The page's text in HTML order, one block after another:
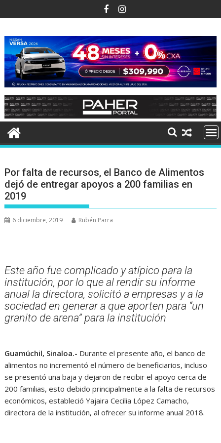
al
Por falta de recursos, el Banco de Alimentos
dejó de entregar apoyos a 200 familias en
2019
6 diciembre, 2019 Rubén Parra
Este año fue complicado y atípico para la
institución, por lo que al rendir su informe
anual la directora, solicitó a empresas y a la
sociedad en generar a que aporten para “un
granito de arena” para la institución
Guamúchil, Sinaloa.- Durante el presente año, el banco de
alimentos no incrementó el número de beneficiarios, incluso
se presentó una baja y dejaron de recibir el apoyo cerca de
200 familias, esto debido principalmente a la falta de recursos
económicos, estableció Yajaira Cecilia López Camacho,
directora de la institución, al ofrecer su informe anual 2018.